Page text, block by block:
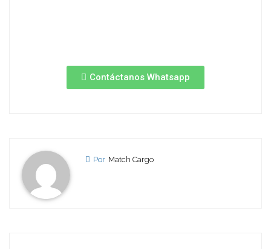
Contáctanos Whatsapp
Por Match Cargo